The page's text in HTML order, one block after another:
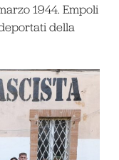
1944. Empoli
della